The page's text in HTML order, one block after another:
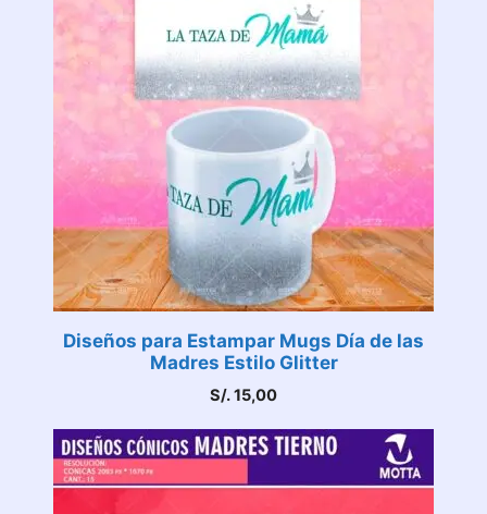
Diseños para Estampar Mugs Día de las
Madres Estilo Glitter
S/.15,00